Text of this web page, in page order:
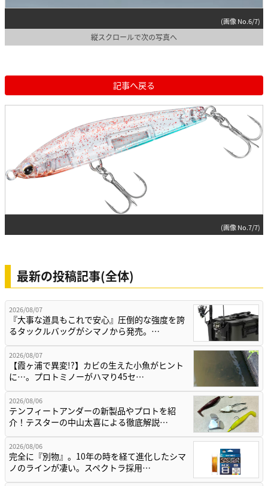
(画像 No.6/7)
縦スクロールで次の写真へ
記事へ戻る
(画像 No.7/7)
最新の投稿記事(全体)
2026/08/07
『大事な道具もこれで安心』圧倒的な強度を誇
るタックルバッグがシマノから発売。…
2026/08/07
【霞ヶ浦で異変!?】カビの生えた小魚がヒント
に…。プロトミノーがハマり45セ…
2026/08/06
テンフィートアンダーの新製品やプロトを紹
介！テスターの中山太喜による徹底解説…
2026/08/06
完全に『別物』。10年の時を経て進化したシマ
ノのラインが凄い。スペクトラ採用…